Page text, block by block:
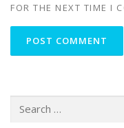
FOR THE NEXT TIME I
for: